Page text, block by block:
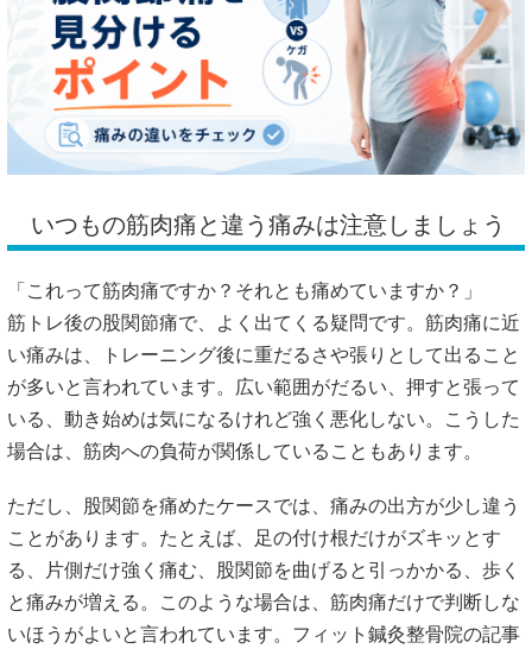
いつもの筋肉痛と違う痛みは注意しましょう
「これって筋肉痛ですか？それとも痛めていますか？」
筋トレ後の股関節痛で、よく出てくる疑問です。筋肉痛に近
い痛みは、トレーニング後に重だるさや張りとして出ること
が多いと言われています。広い範囲がだるい、押すと張って
いる、動き始めは気になるけれど強く悪化しない。こうした
場合は、筋肉への負荷が関係していることもあります。
ただし、股関節を痛めたケースでは、痛みの出方が少し違う
ことがあります。たとえば、足の付け根だけがズキッとす
る、片側だけ強く痛む、股関節を曲げると引っかかる、歩く
と痛みが増える。このような場合は、筋肉痛だけで判断しな
いほうがよいと言われています。フィット鍼灸整骨院の記事